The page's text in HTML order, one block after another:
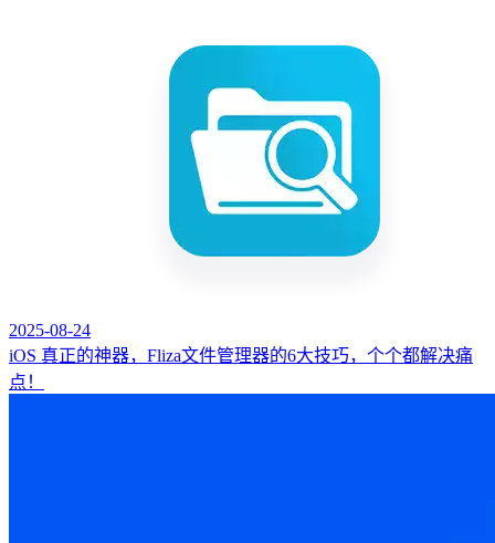
2025-08-24
iOS 真正的神器，Fliza文件管理器的6大技巧，个个都解决痛
点！